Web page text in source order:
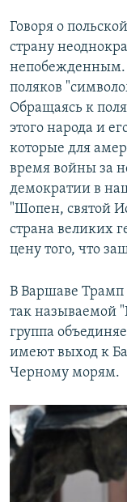
Говоря о
страну
непобежденным.
поляков
Обращаясь к
этого народа и
которые для
время войны за
демократии в
"Шопен, святой
страна великих
цену того, что
В Варшаве Трамп
так называемой
группа
имеют выход к
Черному морям.